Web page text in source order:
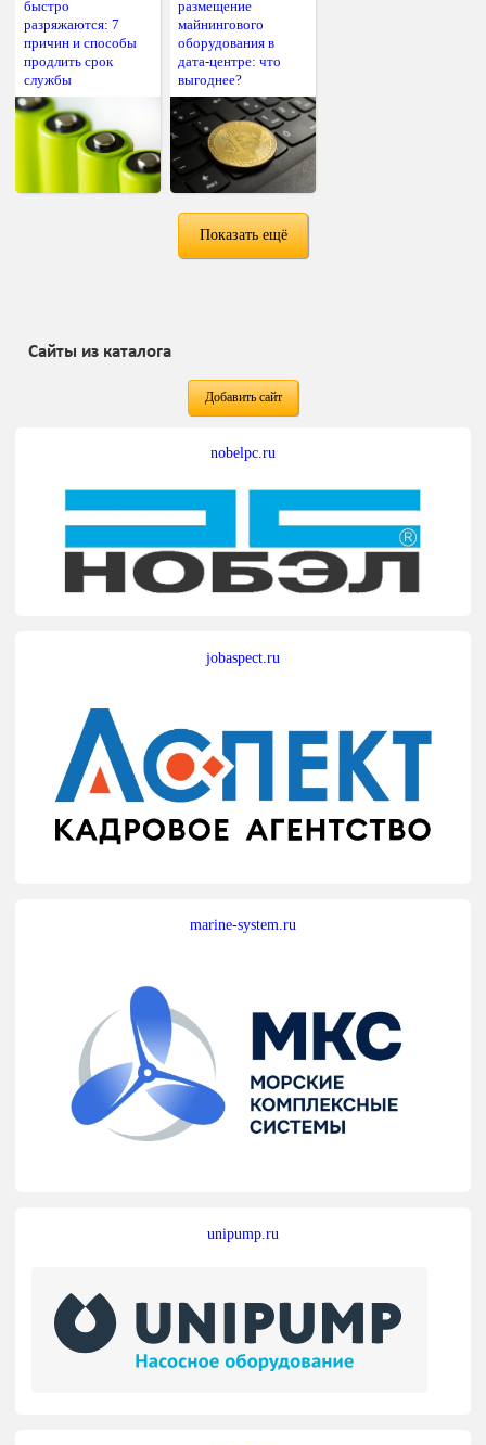
быстро
разряжаются: 7
причин и способы
продлить срок
службы
размещение
майнингового
оборудования в
дата-центре: что
выгоднее?
Показать ещё
Сайты из каталога
Добавить сайт
nobelpc.ru
jobaspect.ru
marine-system.ru
unipump.ru